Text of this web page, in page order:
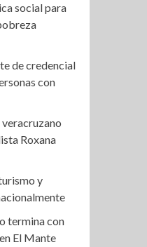
social para
de credencial
con
Roxana
y
termina con
El Mante